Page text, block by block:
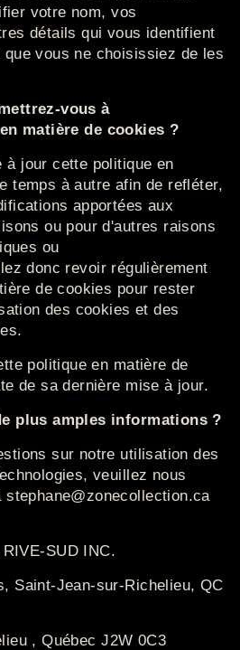
votre nom, vos
détails qui vous identifient
vous ne choisissiez de les
vous à
matière de cookies ?
à jour cette politique en
temps à autre afin de refléter,
apportées aux
ou pour d'autres raisons
ou
donc revoir régulièrement
de cookies pour rester
des cookies et des
politique en matière de
de sa dernière mise à jour.
plus amples informations ?
sur notre utilisation des
veuillez nous
SUD INC.
Saint-Jean-sur-Richelieu, QC
, Québec J2W 0C3